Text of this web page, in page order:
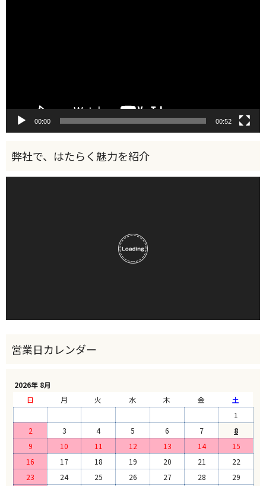
00:00 00:52
2026年 8月
日
月 火 水 木 金
土
1
2
3 4 5 6 7
8
9
10 11 12 13 14
15
16
17 18 19 20 21
22
23
24 25 26 27 28
29